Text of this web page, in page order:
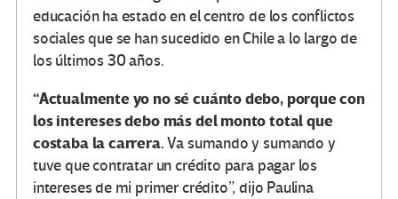
educación ha estado en el centro de los conflictos
sociales que se han sucedido en Chile a lo largo de
los últimos 30 años.
“Actualmente yo no sé cuánto debo, porque con
los intereses debo más del monto total que
costaba la carrera.Va sumando y sumando y
tuve que contratar un crédito para pagar los
intereses de mi primer crédito”, dijo Paulina